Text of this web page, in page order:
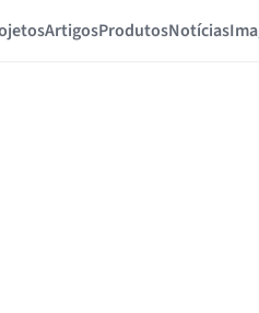
ArtigosProdutosNotícias